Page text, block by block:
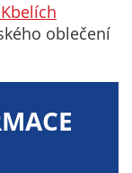
oblečení